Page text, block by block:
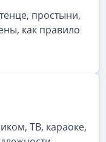
простыни,
как правило
ТВ, караоке,